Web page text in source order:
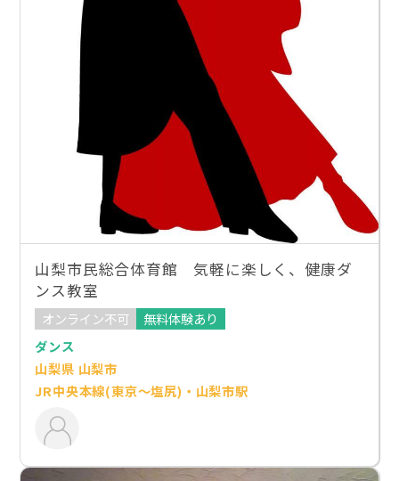
山梨市民総合体育館 気軽に楽しく、健康ダ
ンス教室
オンライン不可
無料体験あり
ダンス
山梨県 山梨市
JR中央本線(東京～塩尻)・山梨市駅